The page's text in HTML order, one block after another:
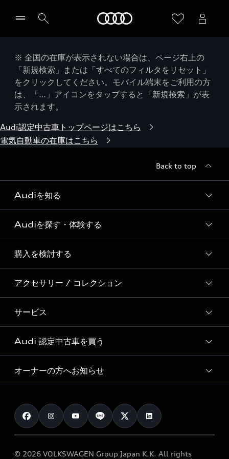
※ 全国の在庫が表示されない場合は、ページ右上の
「新規検索」または「すべてのフィルタをリセット」
をクリックしてください。モバイル端末をご利用の方
は、「…」アイコンをタップすると「新規検索」が表
示されます。
Audi認定中古車トップページはこちら
電気自動車の在庫はこちら
Back to top
Audiを知る
Audi ブランド
Story of Progress
Audi Sport
Formula 1®
デジタルサービス
Audiを探す・体験する
ディーラー検索
新車在庫検索
試乗車・展示車検索
見積り依頼
試乗予約
購入を検討する
モデル一覧
特別仕様モデル / 限定モデル
e-tronラインアップ
価格シミュレーション
車両比較
カタログ一覧
アクセサリー / コレクション
純正アクセサリー
オンラインショップ
Audi collection
アウディナビアプリ
サービス
サービス入庫予約
サービスプログラム
メンテナンス
車検 / 定期点検
e-tronアフターサポート
Audi 認定中古車を買う
Audi認定中古車
クオリティ
保証
メンテナンス
オーナーの方へお知らせ
お知らせ
オーナー様向けキャンペーン
© 2026 VOLKSWAGEN Group Japan K.K. All rights